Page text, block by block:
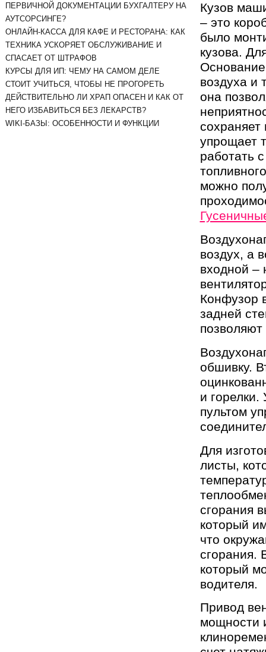
Кузов
– это
было
кузова.
воздуха и
она
сохраняет
упрощает
работать
можно
воздух, а
входной –
Конфузор
задней
обшивку.
и
пультом
Для
листы,
сгорания
который
что
сгорания.
который
водителя.
Привод
мощности
ПЕРВИЧНОЙ ДОКУМЕНТАЦИИ БУХГАЛТЕРУ НА
АУТСОРСИНГЕ?
ОНЛАЙН-КАССА ДЛЯ КАФЕ И РЕСТОРАНА: КАК
ТЕХНИКА УСКОРЯЕТ ОБСЛУЖИВАНИЕ И
СПАСАЕТ ОТ ШТРАФОВ
КУРСЫ ДЛЯ ИП: ЧЕМУ НА САМОМ ДЕЛЕ
СТОИТ УЧИТЬСЯ, ЧТОБЫ НЕ ПРОГОРЕТЬ
ДЕЙСТВИТЕЛЬНО ЛИ ХРАП ОПАСЕН И КАК ОТ
НЕГО ИЗБАВИТЬСЯ БЕЗ ЛЕКАРСТВ?
WIKI-БАЗЫ: ОСОБЕННОСТИ И ФУНКЦИИ